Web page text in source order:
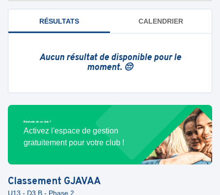
RÉSULTATS CALENDRIER
Aucun résultat de disponible pour le
moment. 😔
Bénévole de ce club ?
Activez l'espace de gestion
gratuitement pour votre club !
Classement GJAVAA
U13 - D3 B - Phase 2